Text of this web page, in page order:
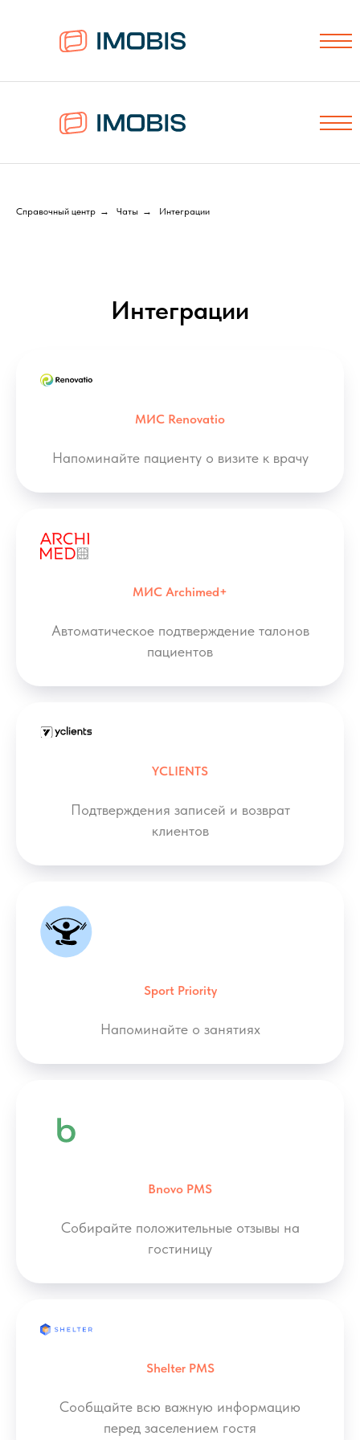
Справочный центр → Чаты → Интеграции
Интеграции
МИС Renovatio
Напоминайте пациенту о визите к врачу
МИС Archimed+
Автоматическое подтверждение талонов
пациентов
YCLIENTS
Подтверждения записей и возврат
клиентов
Sport Priority
Напоминайте о занятиях
Bnovo PMS
Собирайте положительные отзывы на
гостиницу
Shelter PMS
Сообщайте всю важную информацию
перед заселением гостя